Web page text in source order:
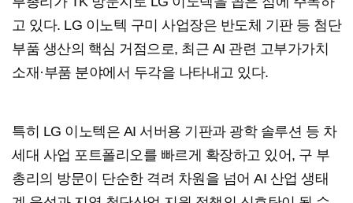
고 있다. LG 이노텍 구미 사업장은 반도체 기판 등 첨단
부품 생산의 핵심 거점으로, 최근 AI 관련 고부가가치
소재·부품 분야에서 두각을 나타내고 있다.
특히 LG 이노텍은 AI 서버용 기판과 광학 솔루션 등 차
세대 사업 포트폴리오를 빠르게 확장하고 있어, 구 부
총리의 방문이 단순한 격려 차원을 넘어 AI 산업 생태